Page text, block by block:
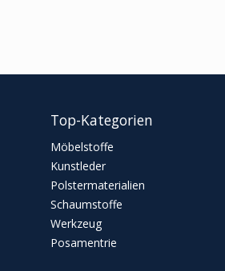
Top-Kategorien
Möbelstoffe
Kunstleder
Polstermaterialien
Schaumstoffe
Werkzeug
Posamentrie